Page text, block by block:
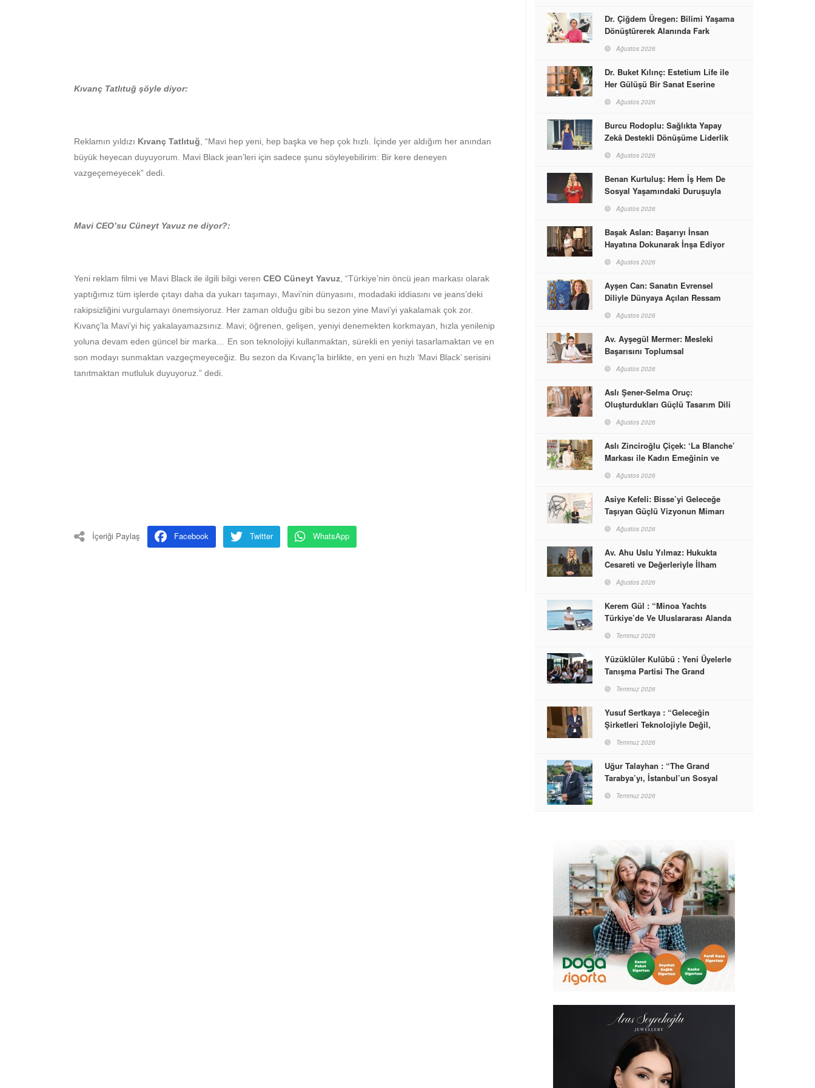
Kıvanç Tatlıtuğ şöyle diyor:
Reklamın yıldızı Kıvanç Tatlıtuğ , “Mavi hep yeni, hep başka ve hep çok hızlı. İçinde yer aldığım her anından
büyük heyecan duyuyorum. Mavi Black jean’leri için sadece şunu söyleyebilirim: Bir kere deneyen
vazgeçemeyecek” dedi.
Mavi CEO’su Cüneyt Yavuz ne diyor?:
Yeni reklam filmi ve Mavi Black ile ilgili bilgi veren CEO Cüneyt Yavuz , “Türkiye’nin öncü jean markası olarak
yaptığımız tüm işlerde çıtayı daha da yukarı taşımayı, Mavi’nin dünyasını, modadaki iddiasını ve jeans’deki
rakipsizliğini vurgulamayı önemsiyoruz. Her zaman olduğu gibi bu sezon yine Mavi’yi yakalamak çok zor.
Kıvanç’la Mavi’yi hiç yakalayamazsınız. Mavi; öğrenen, gelişen, yeniyi denemekten korkmayan, hızla yenilenip
yoluna devam eden güncel bir marka… En son teknolojiyi kullanmaktan, sürekli en yeniyi tasarlamaktan ve en
son modayı sunmaktan vazgeçmeyeceğiz. Bu sezon da Kıvanç’la birlikte, en yeni en hızlı ‘Mavi Black’ serisini
tanıtmaktan mutluluk duyuyoruz.” dedi.
İçeriği Paylaş Facebook Twitter WhatsApp
Dr. Çiğdem Üregen: Bilimi Yaşama
Dönüştürerek Alanında Fark
Ağustos 2026
Dr. Buket Kılınç: Estetium Life ile
Her Gülüşü Bir Sanat Eserine
Ağustos 2026
Burcu Rodoplu: Sağlıkta Yapay
Zekâ Destekli Dönüşüme Liderlik
Ağustos 2026
Benan Kurtuluş: Hem İş Hem De
Sosyal Yaşamındaki Duruşuyla
Ağustos 2026
Başak Aslan: Başarıyı İnsan
Hayatına Dokunarak İnşa Ediyor
Ağustos 2026
Ayşen Can: Sanatın Evrensel
Diliyle Dünyaya Açılan Ressam
Ağustos 2026
Av. Ayşegül Mermer: Mesleki
Başarısını Toplumsal
Ağustos 2026
Aslı Şener-Selma Oruç:
Oluşturdukları Güçlü Tasarım Dili
Dünyasına İmzalarını Attılar
Ağustos 2026
Aslı Zinciroğlu Çiçek: ‘La Blanche’
Markası ile Kadın Emeğinin ve
Başarabileceğinin En Güzel
Örneğini Sunuyor
Ağustos 2026
Asiye Kefeli: Bisse’yi Geleceğe
Taşıyan Güçlü Vizyonun Mimarı
Ağustos 2026
Av. Ahu Uslu Yılmaz: Hukukta
Cesareti ve Değerleriyle İlham
Ağustos 2026
Kerem Gül : “Minoa Yachts
Türkiye’de Ve Uluslararası Alanda
Markası Olacak”
Temmuz 2026
Yüzüklüler Kulübü : Yeni Üyelerle
Tanışma Partisi The Grand
Temmuz 2026
Yusuf Sertkaya : “Geleceğin
Şirketleri Teknolojiyle Değil,
Temmuz 2026
Uğur Talayhan : “The Grand
Tarabya’yı, İstanbul’un Sosyal
Destinasyon Haline Getirmeyi
Temmuz 2026